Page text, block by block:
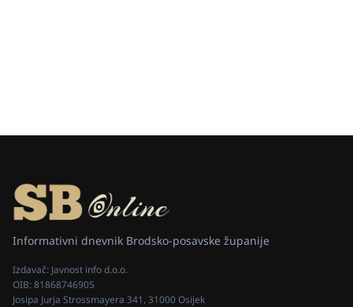
Informativni dnevnik Brodsko-posavske županije
Izdavač: Javnost info d.o.o.
OIB:81868746905
Josipa Jurja Strossmayera 341, 31000 Osijek